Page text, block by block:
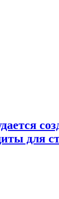
для